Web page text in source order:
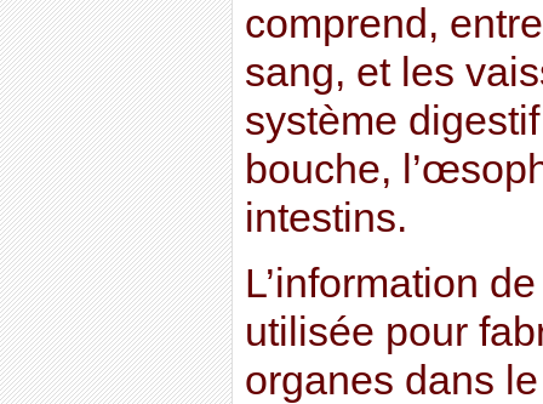
comprend,
sang, et les
système
bouche,
intestins.
L’information
utilisée pour
organes dans